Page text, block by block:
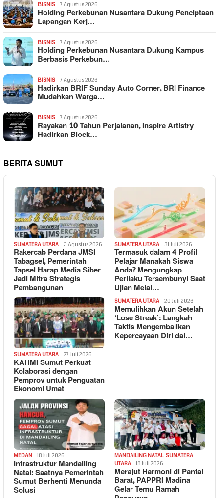
BISNIS 7 Agustus 2026
Holding Perkebunan Nusantara Dukung Penciptaan
Lapangan Kerj…
BISNIS 7 Agustus 2026
Holding Perkebunan Nusantara Dukung Kampus
Berbasis Perkebun…
BISNIS 7 Agustus 2026
Hadirkan BRIF Sunday Auto Corner, BRI Finance
Mudahkan Warga…
BISNIS 7 Agustus 2026
Rayakan 10 Tahun Perjalanan, Inspire Artistry
Hadirkan Block…
BERITA SUMUT
SUMATERA UTARA 3 Agustus 2026
Rakercab Perdana JMSI
Tabagsel, Pemerintah
Tapsel Harap Media Siber
Jadi Mitra Strategis
Pembangunan
SUMATERA UTARA 31 Juli 2026
Termasuk dalam 4 Profil
Pelajar Manakah Siswa
Anda? Mengungkap
Perilaku Tersembunyi Saat
Ujian Melal…
SUMATERA UTARA 27 Juli 2026
KAHMI Sumut Perkuat
Kolaborasi dengan
Pemprov untuk Penguatan
Ekonomi Umat
SUMATERA UTARA 20 Juli 2026
Memulihkan Akun Setelah
‘Lose Streak’: Langkah
Taktis Mengembalikan
Kepercayaan Diri dal…
MEDAN 18 Juli 2026
Infrastruktur Mandailing
Natal: Saatnya Pemerintah
Sumut Berhenti Menunda
Solusi
MANDAILING NATAL, SUMATERA
UTARA
18 Juli 2026
Merajut Harmoni di Pantai
Barat, PAPPRI Madina
Gelar Temu Ramah